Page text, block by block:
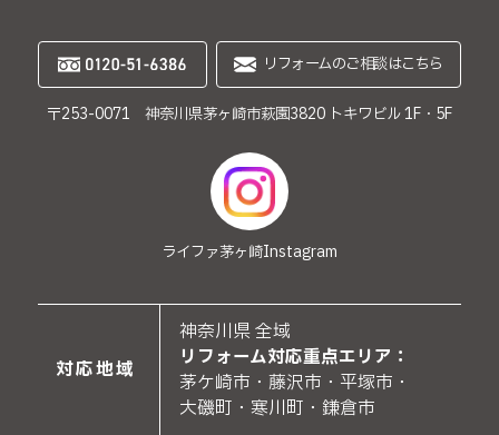
リフォームのご相談はこちら
〒253-0071 神奈川県茅ヶ崎市萩園3820 トキワビル 1F・5F
ライファ茅ヶ崎Instagram
対応地域
神奈川県 全域
リフォーム対応重点エリア：
茅ケ崎市・藤沢市・平塚市・
大磯町・寒川町・鎌倉市